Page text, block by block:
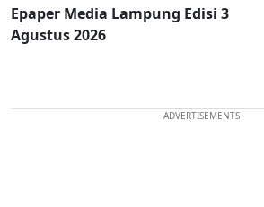
Epaper Media Lampung Edisi 3
Agustus 2026
ADVERTISEMENTS